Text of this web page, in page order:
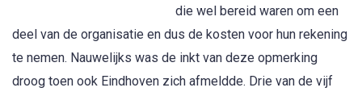
die wel bereid waren om een
deel van de organisatie en dus de kosten voor hun rekening
te nemen. Nauwelijks was de inkt van deze opmerking
droog toen ook Eindhoven zich afmeldde. Drie van de vijf